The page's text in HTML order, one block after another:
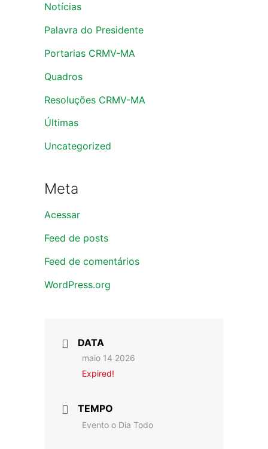
Notícias
Palavra do Presidente
Portarias CRMV-MA
Quadros
Resoluções CRMV-MA
Últimas
Uncategorized
Meta
Acessar
Feed de posts
Feed de comentários
WordPress.org
DATA
maio 14 2026
Expired!
TEMPO
Evento o Dia Todo